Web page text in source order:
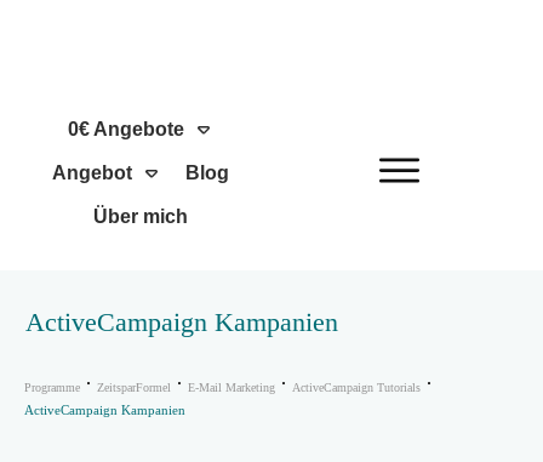
0€ Angebote
Angebot Blog
Über mich
ActiveCampaign Kampanien
Programme ZeitsparFormel E-Mail Marketing ActiveCampaign Tutorials
ActiveCampaign Kampanien